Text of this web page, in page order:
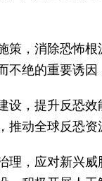
策，消除恐怖
不绝的重要诱
设，提升反恐
推动全球反恐
理，应对新兴